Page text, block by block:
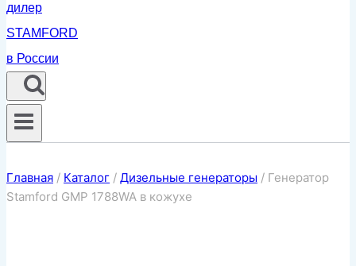
Главная / Каталог / Дизельные генераторы / Генератор
Stamford GMP 1788WA в кожухе